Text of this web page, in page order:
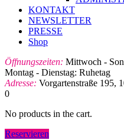
KONTAKT
NEWSLETTER
PRESSE
Shop
Öffnungszeiten: Mittwoch -
Montag - Dienstag: Ruhetag
Adresse: Vorgartenstraße 195,
0
No products in the cart.
Reservieren